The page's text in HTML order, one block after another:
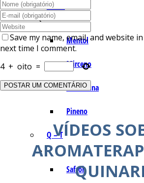
M – P
Mentol
Mirceno
Miristicina
Pineno
Q – T
Safrol
Save my name, email, and website
next time I comment.
4 + oito =
VÍDEOS
QUINARI